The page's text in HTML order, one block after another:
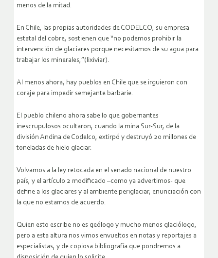
menos de la mitad.
En Chile, las propias autoridades de CODELCO, su empresa
estatal del cobre, sostienen que “no podemos prohibir la
intervención de glaciares porque necesitamos de su agua para
trabajar los minerales,”(lixiviar).
Al menos ahora, hay pueblos en Chile que se irguieron con
coraje para impedir semejante barbarie.
El pueblo chileno ahora sabe lo que gobernantes
inescrupulosos ocultaron, cuando la mina Sur-Sur, de la
división Andina de Codelco, extirpó y destruyó 20 millones de
toneladas de hielo glaciar.
Volvamos a la ley retocada en el senado nacional de nuestro
país, y el artículo 2 modificado –como ya advertimos- que
define a los glaciares y al ambiente periglaciar, enunciación con
la que no estamos de acuerdo.
Quien esto escribe no es geólogo y mucho menos glaciólogo,
pero a esta altura nos vimos envueltos en notas y reportajes a
especialistas, y de copiosa bibliografía que pondremos a